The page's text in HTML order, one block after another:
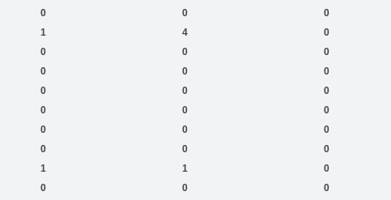
0 0
0
1 4
0
0 0
0
0 0
0
0 0
0
0 0
0
0 0
0
0 0
0
1 1
0
0 0
0